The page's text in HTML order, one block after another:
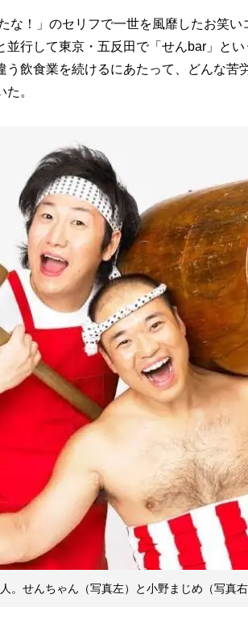
な！」のセリフで一世を風靡したお笑
並行して東京・五反田で「せんbar」と
う飲食業を続けるにあたって、どんな苦
。
。せんちゃん（写真左）と小野まじめ（写真右